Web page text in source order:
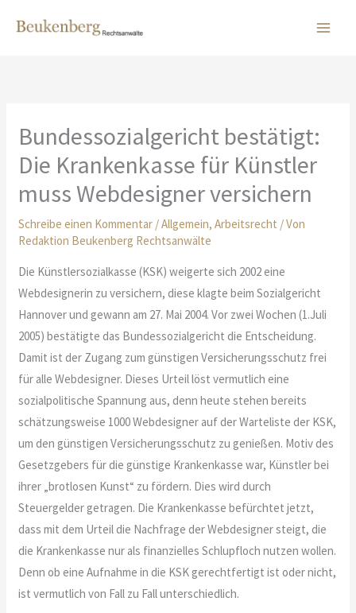
Inhalt
Bundessozialgericht bestätigt:
Die Krankenkasse für Künstler
muss Webdesigner versichern
Schreibe einen Kommentar /Allgemein,Arbeitsrecht / Von
Redaktion Beukenberg Rechtsanwälte
Die Künstlersozialkasse (KSK) weigerte sich 2002 eine
Webdesignerin zu versichern, diese klagte beim Sozialgericht
Hannover und gewann am 27. Mai 2004. Vor zwei Wochen (1.Juli
2005) bestätigte das Bundessozialgericht die Entscheidung.
Damit ist der Zugang zum günstigen Versicherungsschutz frei
für alle Webdesigner. Dieses Urteil löst vermutlich eine
sozialpolitische Spannung aus, denn heute stehen bereits
schätzungsweise 1000 Webdesigner auf der Warteliste der KSK,
um den günstigen Versicherungsschutz zu genießen. Motiv des
Gesetzgebers für die günstige Krankenkasse war, Künstler bei
ihrer „brotlosen Kunst“ zu fördern. Dies wird durch
Steuergelder getragen. Die Krankenkasse befürchtet jetzt,
dass mit dem Urteil die Nachfrage der Webdesigner steigt, die
die Krankenkasse nur als finanzielles Schlupfloch nutzen wollen.
Denn ob eine Aufnahme in die KSK gerechtfertigt ist oder nicht,
ist vermutlich von Fall zu Fall unterschiedlich.